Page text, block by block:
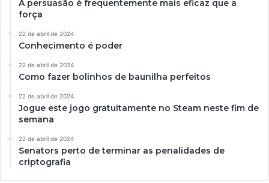
A persuasão é frequentemente mais eficaz que a
força
22 de abril de 2024
Conhecimento é poder
22 de abril de 2024
Como fazer bolinhos de baunilha perfeitos
22 de abril de 2024
Jogue este jogo gratuitamente no Steam neste fim de
semana
22 de abril de 2024
Senators perto de terminar as penalidades de
criptografia